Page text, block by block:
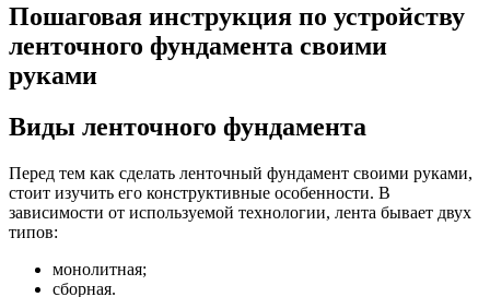
Пошаговая инструкция по устройству
ленточного фундамента своими
руками
Виды ленточного фундамента
Перед тем как сделать ленточный фундамент своими руками,
стоит изучить его конструктивные особенности. В
зависимости от используемой технологии, лента бывает двух
типов:
монолитная;
сборная.